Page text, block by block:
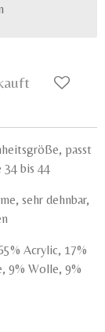
passt
bis 44
sehr dehnbar,
Acrylic, 17%
9% Wolle, 9%